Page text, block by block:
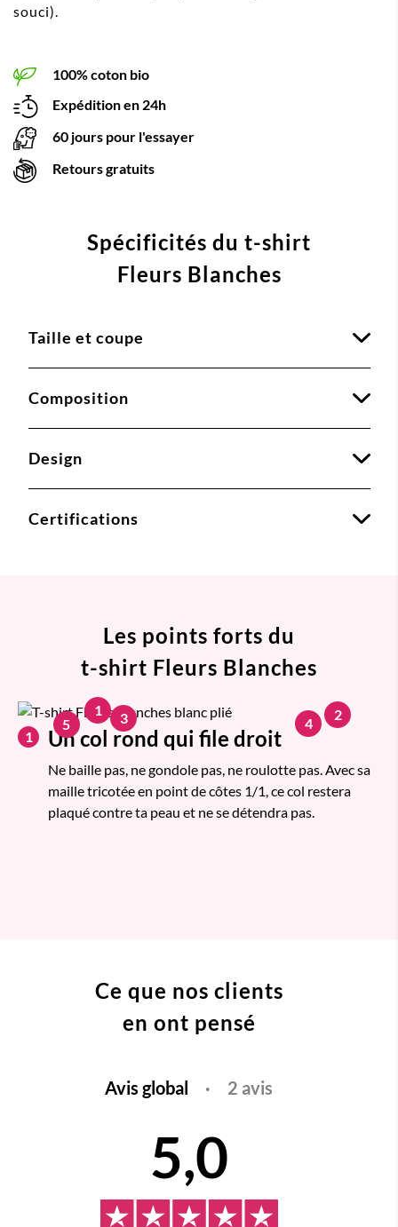
souci).
100% coton bio
Expédition en 24h
60 jours pour l'essayer
Retours gratuits
Spécificités du t-shirt
Fleurs Blanches
Taille et coupe
Composition
Design
Certifications
Les points forts du
t-shirt Fleurs Blanches
1 Un col rond qui file droit
Ne baille pas, ne gondole pas, ne roulotte pas. Avec sa
maille tricotée en point de côtes 1/1, ce col restera
plaqué contre ta peau et ne se détendra pas.
1 2
3 4
5
Ce que nos clients
en ont pensé
Avis global · 2 avis
5,0